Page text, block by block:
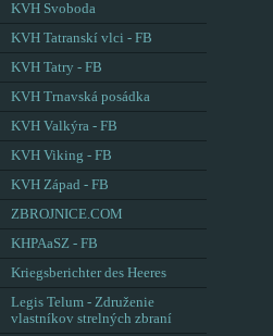
KVH Svoboda
KVH Tatranskí vlci - FB
KVH Tatry - FB
KVH Trnavská posádka
KVH Valkýra - FB
KVH Viking - FB
KVH Západ - FB
ZBROJNICE.COM
KHPAaSZ - FB
Kriegsberichter des Heeres
Legis Telum - Združenie
vlastníkov strelných zbraní